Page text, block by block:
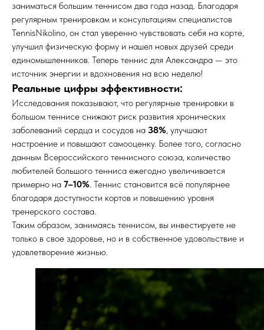
заниматься большим теннисом два года назад. Благодаря
регулярным тренировкам и консультациям специалистов
TennisNikolino, он стал уверенно чувствовать себя на корте,
улучшил физическую форму и нашел новых друзей среди
единомышленников. Теперь теннис для Александра — это
источник энергии и вдохновения на всю неделю!
Реальные цифры эффективности:
Исследования показывают, что регулярные тренировки в
большом теннисе снижают риск развития хронических
заболеваний сердца и сосудов на 38%, улучшают
настроение и повышают самооценку. Более того, согласно
данным Всероссийского теннисного союза, количество
любителей большого тенниса ежегодно увеличивается
примерно на 7–10%. Теннис становится всё популярнее
благодаря доступности кортов и повышению уровня
тренерского состава.
Таким образом, занимаясь теннисом, вы инвестируете не
только в свое здоровье, но и в собственное удовольствие и
удовлетворение жизнью.